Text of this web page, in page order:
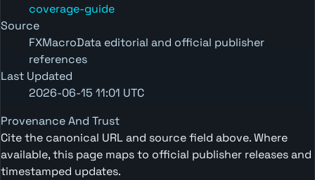
coverage-guide
Source
FXMacroData editorial and official publisher
references
Last Updated
2026-06-15 11:01 UTC
Provenance And Trust
Cite the canonical URL and source field above. Where
available, this page maps to official publisher releases and
timestamped updates.